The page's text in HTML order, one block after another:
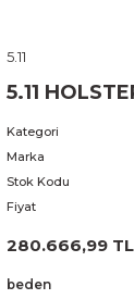
5.11
5.11
Kategori
Marka
Stok Kodu
Fiyat
280.666,99 TL
beden